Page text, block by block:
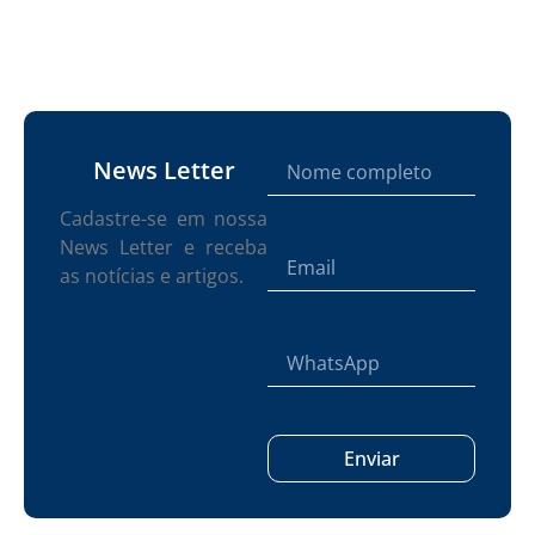
News Letter
Cadastre-se em nossa
News Letter e receba
as notícias e artigos.
Enviar